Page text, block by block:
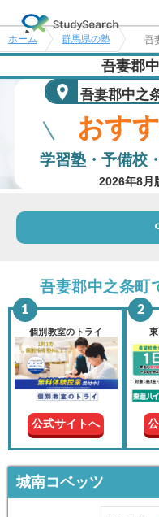
ホーム 群馬県の塾 吾
吾妻郡
吾妻郡中之
おす
学習塾・予備校
2026年8月
地域・駅 吾妻郡中
選択され
市区町村 選択されて
現在の
学年
授業形
式
この条件
吾妻郡中之条町
個別教室のトライ
公式サイトへ
城南コベッツ